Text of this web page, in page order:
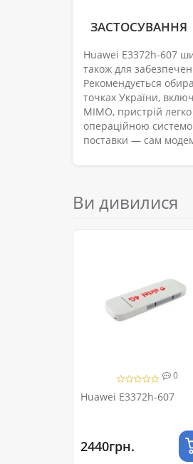
ЗАСТОСУВАННЯ
Huawei E3372h-607
також для
Рекомендується
точках України,
MIMO, пристрій
операційною
поставки — сам
Ви дивилися
0
Huawei E3372h-607
2440грн.